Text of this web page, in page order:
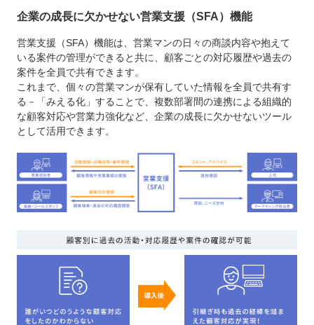
企業の成長に欠かせない営業支援（SFA）機能
営業支援（SFA）機能は、営業マンの日々の商談内容や抱えて
いる案件の管理ができると共に、顧客ごとの対応履歴や過去の
案件を全員で共有できます。
これまで、個々の営業マンが保有していた情報を全員で共有す
る－「みえる化」することで、複数部署間の連携による組織的
な顧客対応や営業力強化など、企業の成長に欠かせないツール
として活用できます。